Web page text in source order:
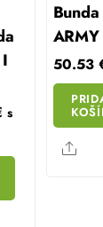
Current
is:
s
ARMY
50.53
Share